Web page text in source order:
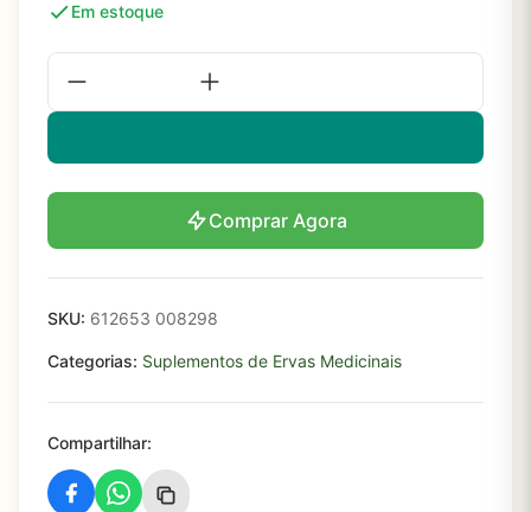
Em estoque
Comprar Agora
SKU: 612653 008298
Categorias: Suplementos de Ervas Medicinais
Compartilhar: